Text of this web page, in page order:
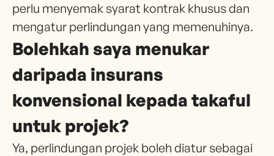
perlu menyemak syarat kontrak khusus dan
mengatur perlindungan yang memenuhinya.
Bolehkah saya menukar
daripada insurans
konvensional kepada takaful
untuk projek?
Ya, perlindungan projek boleh diatur sebagai